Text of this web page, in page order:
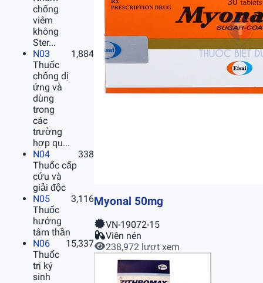
chống
viêm
không
Ster...
N03
Thuốc
chống dị
ứng và
dùng
trong
các
trường
hợp qu...
1,884
N04
Thuốc cấp
cứu và
giải độc
338
N05
Thuốc
hướng
tâm thần
3,116
N06
Thuốc
trị ký
sinh
15,337
Myonal 50mg
VN-19072-15
Viên nén
238,972 lượt xem